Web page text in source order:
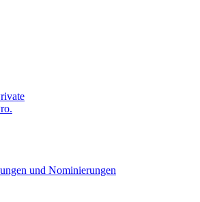
und Nominierungen